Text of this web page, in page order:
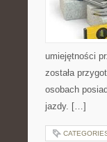
umiejętności
została
osobach
jazdy. […]